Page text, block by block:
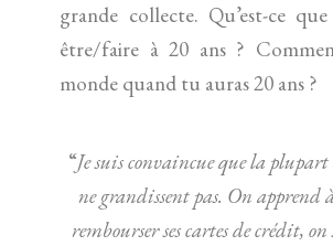
grande collecte. Qu’est-ce
être/faire à 20 ans ?
monde quand tu auras 20 ans ?
“Je suis convaincue que la plupart
ne grandissent pas. On apprend
rembourser ses cartes de crédit,